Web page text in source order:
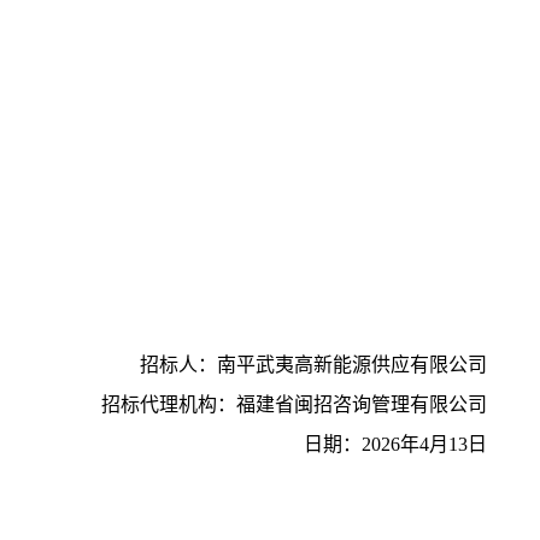
招标人： ‌南平武夷高新能源供应有限公司
招标代理机构：福建省闽招咨询管理有限公司
日期 ： 2026年4月 13 日